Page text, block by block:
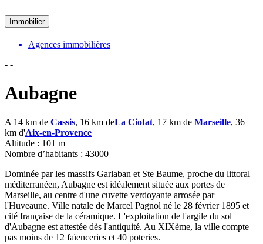
Immobilier
Agences immobilières
- -
Aubagne
A 14 km de Cassis, 16 km deLa Ciotat, 17 km de Marseille, 36
km d'Aix-en-Provence
Altitude : 101 m
Nombre d’habitants : 43000
Dominée par les massifs Garlaban et Ste Baume, proche du littoral
méditerranéen, Aubagne est idéalement située aux portes de
Marseille, au centre d'une cuvette verdoyante arrosée par
l'Huveaune. Ville natale de Marcel Pagnol né le 28 février 1895 et
cité française de la céramique. L'exploitation de l'argile du sol
d'Aubagne est attestée dès l'antiquité. Au XIXème, la ville compte
pas moins de 12 faïenceries et 40 poteries.